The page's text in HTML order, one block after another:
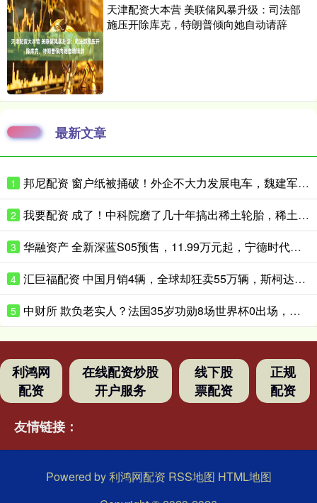
天津配资大本营 美联储风暴升级：司法部
施压开除库克，特朗普倾向她自动请辞
最新文章
1 邦尼配资 窗户纸被捅破！外企不大力发展电车，魏建军：能力足够，缺少转型动力
2 我要配资 成了！中科院磨了几十年搞出稀土轮胎，稀土塞进轮胎里竟这么耐造
3 华融资产 全新深蓝S05预售，11.99万元起，宁德时代电池+620km续航
4 汇巨福配资 中国月销4辆，全球却狂卖55万辆，斯柯达退出中国反而混得更好了？
5 中财所 欺负老实人？法国35岁功勋8场世界杯0出场，季军战后德尚摸头安慰
利鸿网
配资
在线配资炒股
开户服务
线下股
票配资
正规
配资
友情链接：
Powered by利鸿网配资 RSS地图 HTML地图